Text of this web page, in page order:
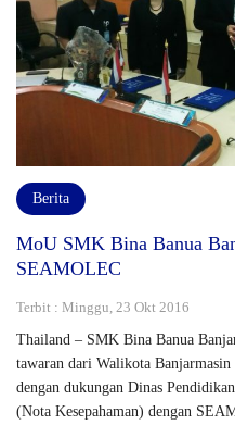
Berita
MoU SMK Bina Banua
SEAMOLEC
Terbit : Minggu, 23 Okt 2016
Thailand – SMK Bina Banua
tawaran dari Walikota
dengan dukungan Dinas
(Nota Kesepahaman) dengan